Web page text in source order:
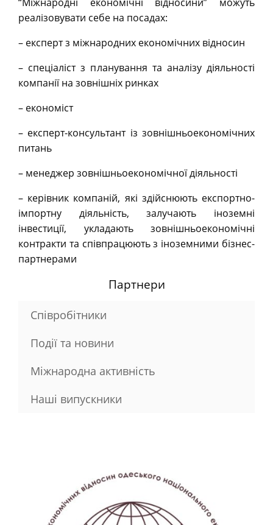
реалізовувати себе на посадах:
– експерт з міжнародних економічних відносин
– спеціаліст з планування та аналізу діяльності
компанії на зовнішніх ринках
– економіст
– експерт-консультант із зовнішньоекономічних
питань
– менеджер зовнішньоекономічної діяльності
– керівник компаній, які здійснюють експортно-
імпортну діяльність, залучають іноземні
інвестиції, укладають зовнішньоекономічні
контракти та співпрацюють з іноземними бізнес-
партнерами
Партнери
Співробітники
Події та новини
Міжнародна активність
Наші випускники